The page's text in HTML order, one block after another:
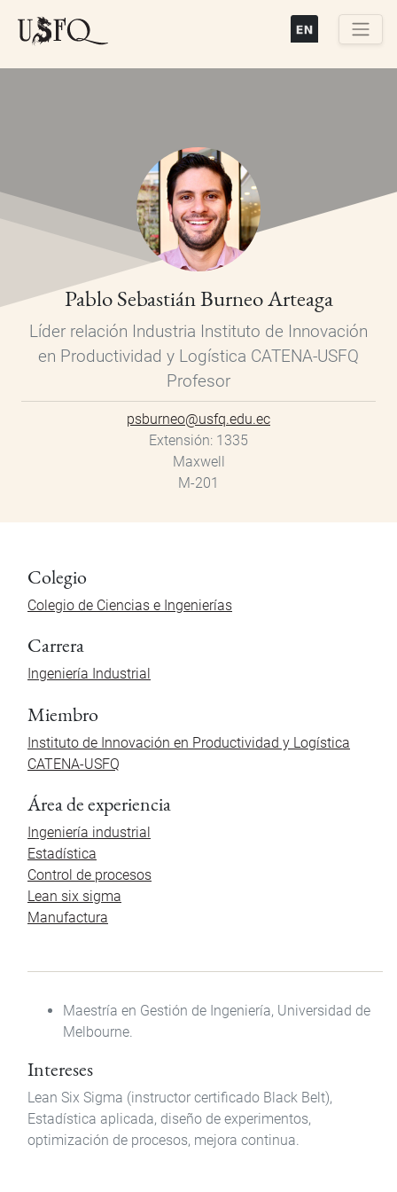
Pablo Sebastián Burneo Arteaga
Líder relación Industria Instituto de Innovación
en Productividad y Logística CATENA-USFQ
Profesor
psburneo@usfq.edu.ec
Extensión 1335
Maxwell
M-201
Colegio
Colegio de Ciencias e Ingenierías
Carrera
Ingeniería Industrial
Miembro
Instituto de Innovación en Productividad y Logística
CATENA-USFQ
Área de experiencia
Ingeniería industrial
Estadística
Control de procesos
Lean six sigma
Manufactura
Maestría en Gestión de Ingeniería, Universidad de
Melbourne.
Intereses
Lean Six Sigma (instructor certificado Black Belt),
Estadística aplicada, diseño de experimentos,
optimización de procesos, mejora continua.